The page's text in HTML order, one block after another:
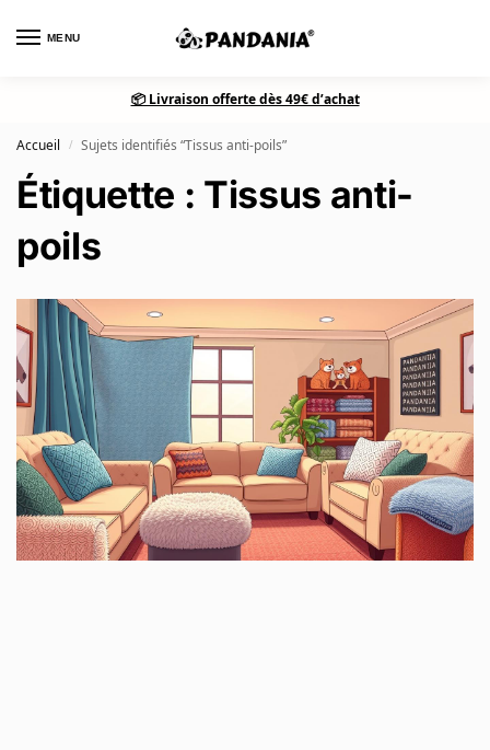
MENU
📦 Livraison offerte dès 49€ d’achat
Accueil / Sujets identifiés “Tissus anti-poils”
Étiquette : Tissus anti-
poils